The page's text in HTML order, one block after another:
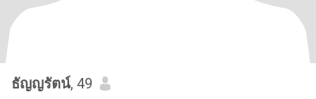
ธัญญรัตน์, 49